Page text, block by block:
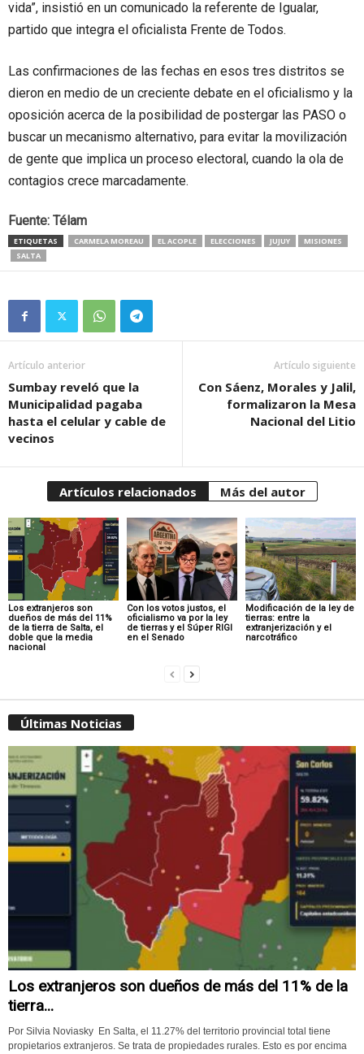
vida”, insistió en un comunicado la referente de Igualar,
partido que integra el oficialista Frente de Todos.
Las confirmaciones de las fechas en esos tres distritos se
dieron en medio de un creciente debate en el oficialismo y la
oposición acerca de la posibilidad de postergar las PASO o
buscar un mecanismo alternativo, para evitar la movilización
de gente que implica un proceso electoral, cuando la ola de
contagios crece marcadamente.
Fuente: Télam
ETIQUETAS CARMELA MOREAU EL ACOPLE ELECCIONES JUJUY
MISIONES
SALTA
Artículo anterior
Sumbay reveló que la
Municipalidad pagaba
hasta el celular y cable de
vecinos
Artículo siguiente
Con Sáenz, Morales y Jalil,
formalizaron la Mesa
Nacional del Litio
Artículos relacionados Más del autor
Los extranjeros son
dueños de más del 11%
de la tierra de Salta, el
doble que la media
nacional
Con los votos justos, el
oficialismo va por la ley
de tierras y el Súper RIGI
en el Senado
Modificación de la ley de
tierras: entre la
extranjerización y el
narcotráfico
Últimas Noticias
Los extranjeros son dueños de más del 11% de la
tierra...
Por Silvia Noviasky En Salta, el 11.27% del territorio provincial total tiene
propietarios extranjeros. Se trata de propiedades rurales. Esto es por encima